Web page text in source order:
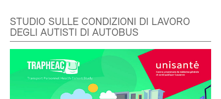
STUDIO SULLE CONDIZIONI DI LAVORO
DEGLI AUTISTI DI AUTOBUS